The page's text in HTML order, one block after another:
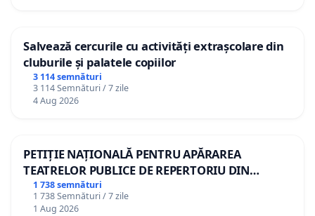
Salvează cercurile cu activități extrașcolare din
cluburile și palatele copiilor
3 114 semnături
3 114 Semnături / 7 zile
4 Aug 2026
PETIȚIE NAȚIONALĂ PENTRU APĂRAREA
TEATRELOR PUBLICE DE REPERTORIU DIN
ROMÂNIA
1 738 semnături
1 738 Semnături / 7 zile
1 Aug 2026